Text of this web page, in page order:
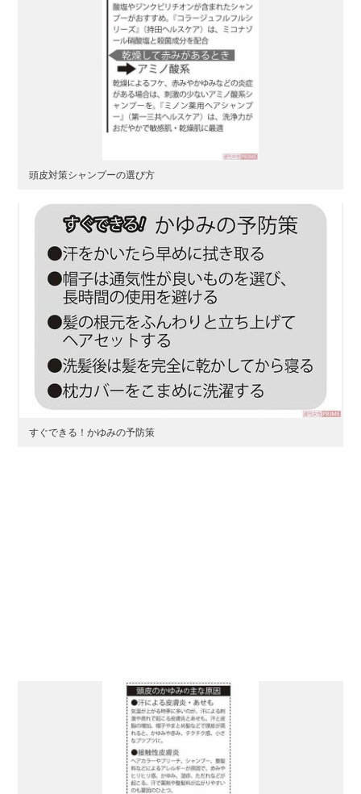
頭皮対策シャンプーの選び方
すぐできる！かゆみの予防策